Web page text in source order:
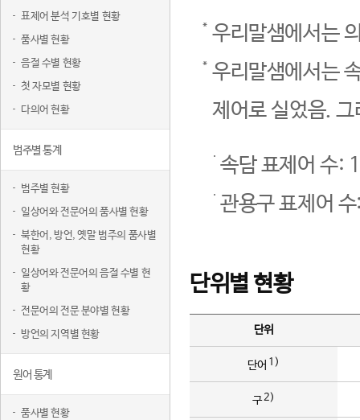
표제어 분석 기호별 현황
품사별 현황
음절 수별 현황
첫 자모별 현황
다의어 현황
범주별 통계
범주별 현황
일상어와 전문어의 품사별 현황
북한어, 방언, 옛말 범주의 품사별
현황
일상어와 전문어의 음절 수별 현
황
전문어의 전문 분야별 현황
방언의 지역별 현황
원어 통계
품사별 현황
우리말샘에서는
우리말샘에서는
제어로 실었음.
속담 표제어 수:
관용구 표제어
단위별 현황
단위
단어 1)
구2)